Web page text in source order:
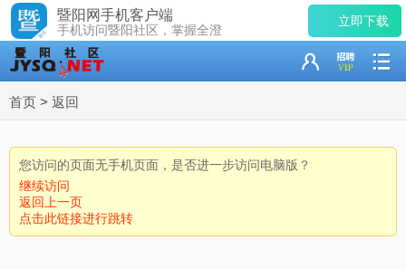
暨阳网手机客户端
手机访问暨阳社区，掌握全澄
立即下载
首页 > 返回
您访问的页面无手机页面，是否进一步访问电脑版？
继续访问
返回上一页
点击此链接进行跳转